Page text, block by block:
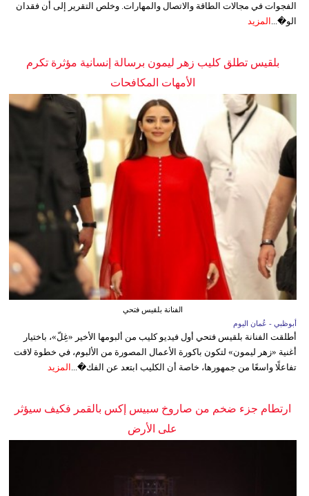
الفجوات في مجالات الطاقة والاتصال والمهارات. وخلص التقرير إلى أن فقدان
الو�... المزيد
بلقيس تطلق كليب زهر ليمون برسالة إنسانية مؤثرة تكرم
الأمهات المكافحات
الفنانة بلقيس فتحي
أبوظبي - عُمان اليوم
أطلقت الفنانة بلقيس فتحي أول فيديو كليب من ألبومها الأخير «غِلّ»، باختيار
أغنية «زهر ليمون» لتكون باكورة الأعمال المصورة من الألبوم، في خطوة لاقت
تفاعلًا واسعًا من جمهورها، خاصة أن الكليب ابتعد عن الفك�...
المزيد
ارتطام جزء ضخم من صاروخ سبيس إكس بالقمر فكيف سيؤثر
على الأرض